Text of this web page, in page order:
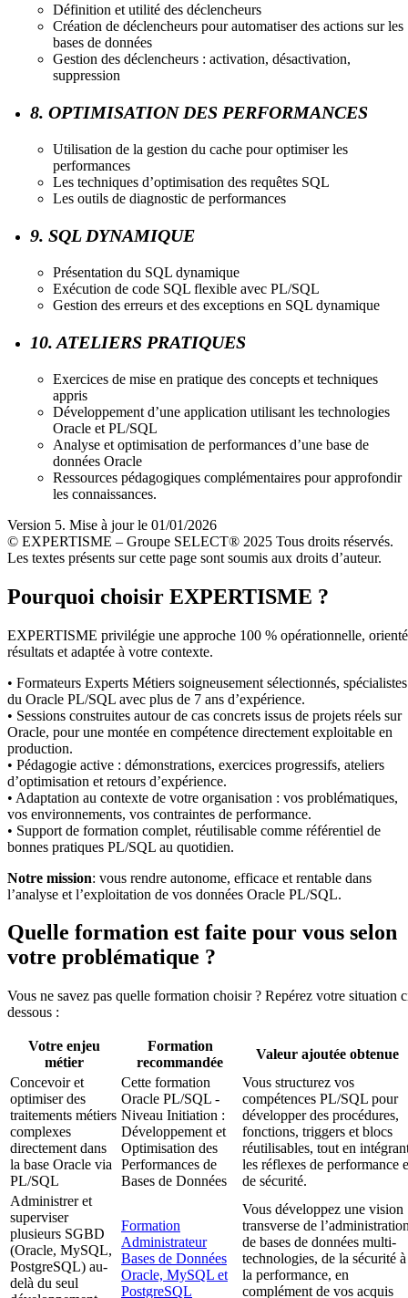
Définition et utilité des déclencheurs
Création de déclencheurs pour automatiser des actions sur les
bases de données
Gestion des déclencheurs : activation, désactivation,
suppression
8. OPTIMISATION DES PERFORMANCES
Utilisation de la gestion du cache pour optimiser les
performances
Les techniques d’optimisation des requêtes SQL
Les outils de diagnostic de performances
9. SQL DYNAMIQUE
Présentation du SQL dynamique
Exécution de code SQL flexible avec PL/SQL
Gestion des erreurs et des exceptions en SQL dynamique
10. ATELIERS PRATIQUES
Exercices de mise en pratique des concepts et techniques
appris
Développement d’une application utilisant les technologies
Oracle et PL/SQL
Analyse et optimisation de performances d’une base de
données Oracle
Ressources pédagogiques complémentaires pour approfondir
les connaissances.
Version 5. Mise à jour le 01/01/2026
© EXPERTISME – Groupe SELECT® 2025 Tous droits réservés.
Les textes présents sur cette page sont soumis aux droits d’auteur.
Pourquoi choisir EXPERTISME ?
EXPERTISME privilégie une approche 100 % opérationnelle,
résultats et adaptée à votre contexte.
• Formateurs Experts Métiers soigneusement sélectionnés, spécialistes
du Oracle PL/SQL avec plus de 7 ans d’expérience.
• Sessions construites autour de cas concrets issus de projets réels sur
Oracle, pour une montée en compétence directement exploitable en
production.
• Pédagogie active : démonstrations, exercices progressifs, ateliers
d’optimisation et retours d’expérience.
• Adaptation au contexte de votre organisation : vos problématiques,
vos environnements, vos contraintes de performance.
• Support de formation complet, réutilisable comme référentiel de
bonnes pratiques PL/SQL au quotidien.
Notre mission: vous rendre autonome, efficace et rentable dans
l’analyse et l’exploitation de vos données Oracle PL/SQL.
Quelle formation est faite pour vous selon
votre problématique ?
Vous ne savez pas quelle formation choisir ? Repérez votre situation
dessous :
Votre enjeu
métier
Formation
recommandée
Valeur ajoutée obtenue
Concevoir et
optimiser des
traitements métiers
complexes
directement dans
la base Oracle via
PL/SQL
Cette formation
Oracle PL/SQL -
Niveau Initiation :
Développement et
Optimisation des
Performances de
Bases de Données
Vous structurez vos
compétences PL/SQL pour
développer des procédures,
fonctions, triggers et blocs
réutilisables, tout en
les réflexes de performance
de sécurité.
Administrer et
superviser
plusieurs SGBD
(Oracle, MySQL,
PostgreSQL) au-
delà du seul
Formation
Administrateur
Bases de Données
Oracle, MySQL et
PostgreSQL
Vous développez une vision
transverse de
de bases de données multi-
technologies, de la sécurité à
la performance, en
complément de vos acquis